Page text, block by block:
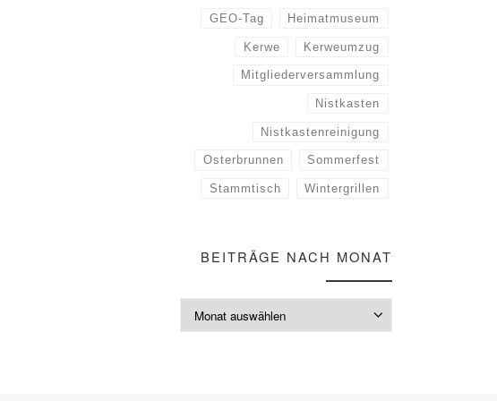
GEO-Tag Heimatmuseum
Kerwe Kerweumzug
Mitgliederversammlung
Nistkasten
Nistkastenreinigung
Osterbrunnen Sommerfest
Stammtisch Wintergrillen
BEITRÄGE NACH MONAT